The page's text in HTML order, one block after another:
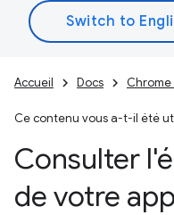
Accueil Docs Chrome
Ce contenu vous a-t-il été
Consulter
de votre